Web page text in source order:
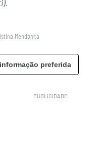
Mendonça
preferida